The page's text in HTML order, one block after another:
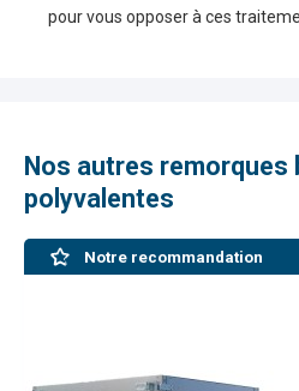
pour vous opposer à ces
Nos autres remorques
polyvalentes
Notre recommandation